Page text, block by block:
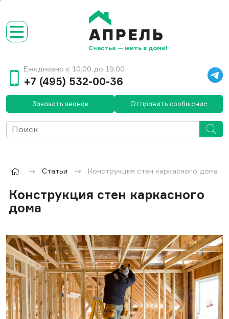
Счастье — жить в доме!
Ежедневно с 10:00 до 19:00
+7 (495) 532-00-36
Заказать звонок Отправить сообщение
Статьи Конструкция стен каркасного дома
Конструкция стен каркасного
дома